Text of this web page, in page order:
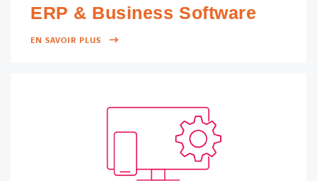
ERP & Business Software
EN SAVOIR PLUS